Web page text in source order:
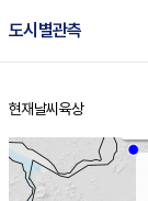
도시별관측
홈
현재날씨 육상